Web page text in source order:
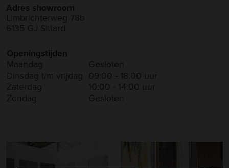
Adres showroom
Limbrichterweg 78b
6135 GJ Sittard
Openingstijden
Maandag
Gesloten
Dinsdag t/m vrijdag
09:00 - 18:00 uur
Zaterdag
10:00 - 14:00 uur
Zondag
Gesloten